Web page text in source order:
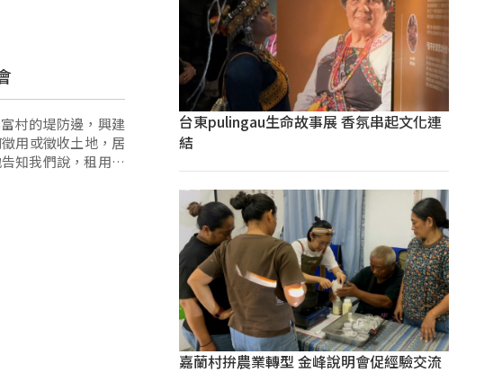
村的堤防邊，興建
用或徵收土地，居
台東pulingau生命故事展 香氛串起文化連
結
嘉蘭村拚農業轉型 金峰說明會促經驗交流